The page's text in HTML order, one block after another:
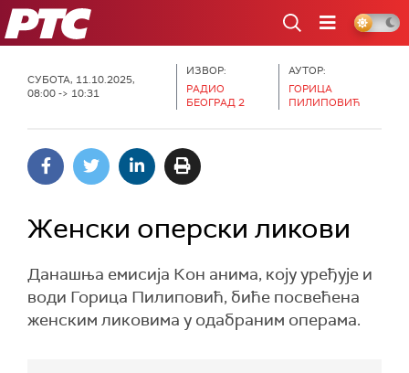
РТС
СУБОТА, 11.10.2025,
08:00 -> 10:31
ИЗВОР:
РАДИО
БЕОГРАД 2
АУТОР:
ГОРИЦА
ПИЛИПОВИЋ
Женски оперски ликови
Данашња емисија Кон анима, коју уређује и
води Горица Пилиповић, биће посвећена
женским ликовима у одабраним операма.